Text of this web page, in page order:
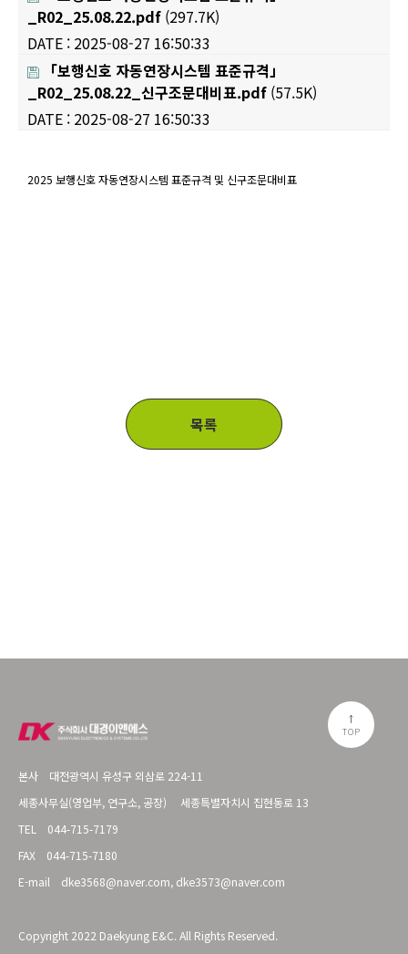
_R02_25.08.22.pdf (297.7K)
DATE : 2025-08-27 16:50:33
「보행신호 자동연장시스템 표준규격」
_R02_25.08.22_신구조문대비표.pdf (57.5K)
DATE : 2025-08-27 16:50:33
2025 보행신호 자동연장시스템 표준규격 및 신구조문대비표
목록
본사
대전광역시 유성구 외삼로 224-11
세종사무실(영업부, 연구소, 공장)
세종특별자치시 집현동로 13
TEL
044-715-7179
FAX
044-715-7180
E-mail
dke3568@naver.com, dke3573@naver.com
Copyright 2022 Daekyung E&C. All Rights Reserved.
TOP